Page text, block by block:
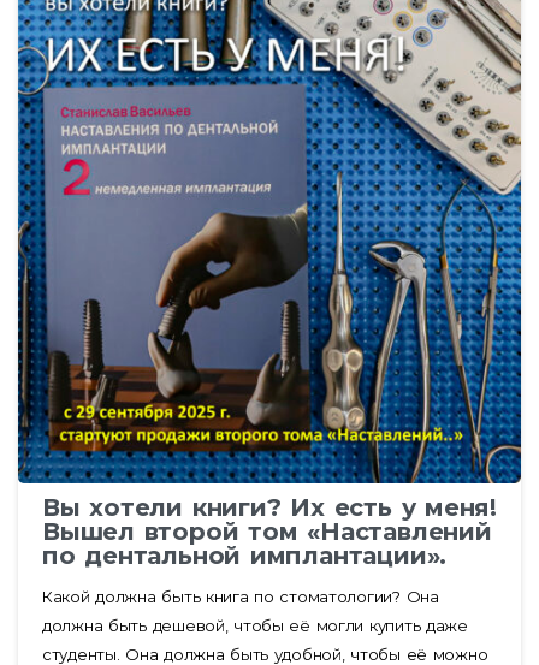
Вы хотели книги? Их есть у меня!
Вышел второй том «Наставлений
по дентальной имплантации».
Какой должна быть книга по стоматологии? Она
должна быть дешевой, чтобы её могли купить даже
студенты. Она должна быть удобной, чтобы её можно